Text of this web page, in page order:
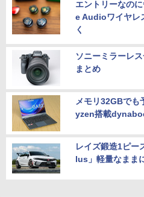
エントリーなの
e Audioワイヤレ
く
ソニーミラーレ
まとめ
メモリ32GBでも
yzen搭載
レイズ鍛造1ピー
lus」軽量なまま